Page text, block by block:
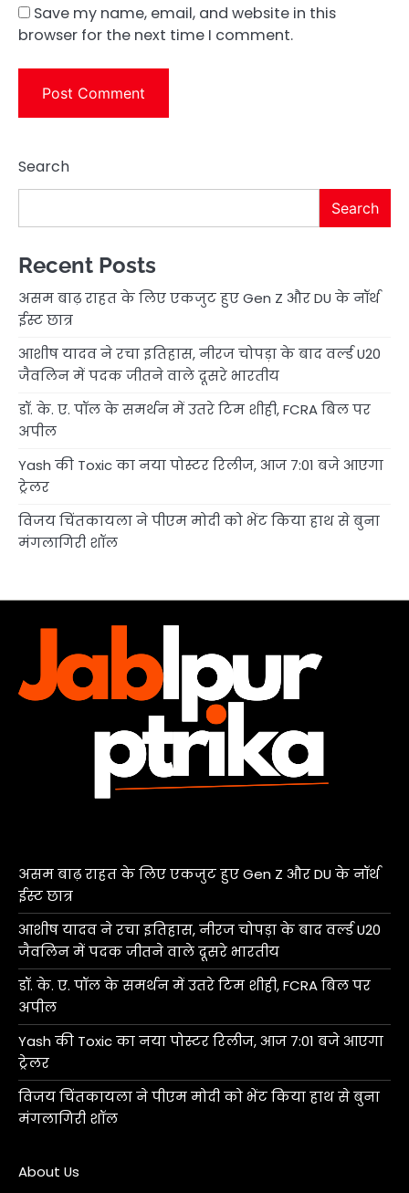
Save my name, email, and website in this
browser for the next time I comment.
Search
Search
Recent Posts
असम बाढ़ राहत के लिए एकजुट हुए Gen Z और DU के नॉर्थ
ईस्ट छात्र
आशीष यादव ने रचा इतिहास, नीरज चोपड़ा के बाद वर्ल्ड U20
जैवलिन में पदक जीतने वाले दूसरे भारतीय
डॉ. के. ए. पॉल के समर्थन में उतरे टिम शीही, FCRA बिल पर
अपील
Yash की Toxic का नया पोस्टर रिलीज, आज 7:01 बजे आएगा
ट्रेलर
विजय चिंतकायला ने पीएम मोदी को भेंट किया हाथ से बुना
मंगलागिरी शॉल
असम बाढ़ राहत के लिए एकजुट हुए Gen Z और DU के नॉर्थ
ईस्ट छात्र
आशीष यादव ने रचा इतिहास, नीरज चोपड़ा के बाद वर्ल्ड U20
जैवलिन में पदक जीतने वाले दूसरे भारतीय
डॉ. के. ए. पॉल के समर्थन में उतरे टिम शीही, FCRA बिल पर
अपील
Yash की Toxic का नया पोस्टर रिलीज, आज 7:01 बजे आएगा
ट्रेलर
विजय चिंतकायला ने पीएम मोदी को भेंट किया हाथ से बुना
मंगलागिरी शॉल
About Us